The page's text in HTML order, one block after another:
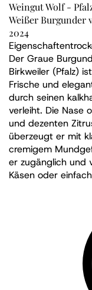
Weingut Wolf -
Weißer Burgunder
2024
Eigenschaften
Der Graue
Birkweiler (Pfalz)
Frische und
durch seinen
verleiht. Die Nase
und dezenten
überzeugt er mit
cremigem
er zugänglich und
Käsen oder